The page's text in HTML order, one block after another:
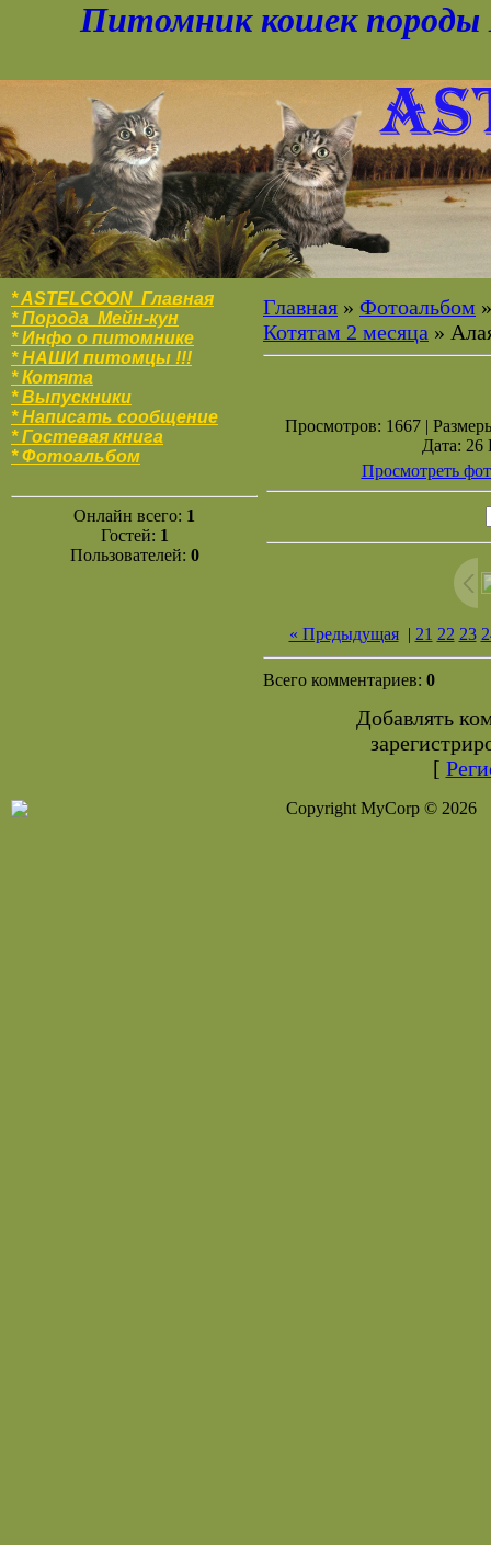
Питомник кошек породы
* ASTELCOON Главная
* Порода Мейн-кун
* Инфо о питомнике
* НАШИ питомцы !!!
* Котята
* Выпускники
* Написать сообщение
* Гостевая книга
* Фотоальбом
Онлайн всего: 1
Гостей: 1
Пользователей: 0
Главная » Фотоальбом
Котятам 2 месяца »
Просмотров: 1667 |
Дата:
Просмотреть
« Предыдущая| 21 22 23
Всего комментариев: 0
Добавлять
[
Copyright MyCorp © 2026